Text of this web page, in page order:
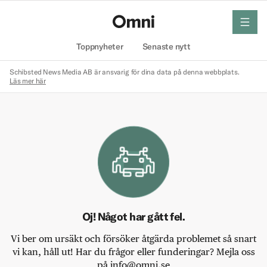
Toppnyheter Senaste nytt
meny
Schibsted News Media AB är ansvarig för dina data på denna webbplats.
Läs mer här
Oj! Något har gått fel.
Vi ber om ursäkt och försöker åtgärda problemet så snart
vi kan, håll ut! Har du frågor eller funderingar? Mejla oss